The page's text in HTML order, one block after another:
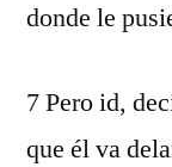
donde le
7 Pero id,
que él va